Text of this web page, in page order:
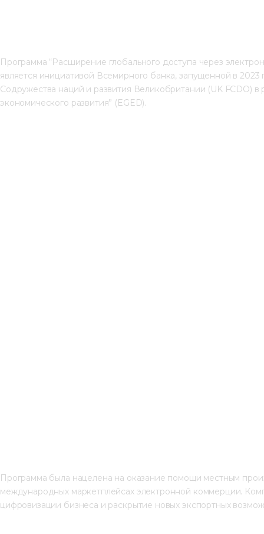
Программа “Расширение глобального доступа через
является инициативой Всемирного банка, запущенной в
Содружества наций и развития Великобритании (UK FCDO)
экономического развития” (EGED).
Программа была нацелена на оказание помощи местным
международных маркетплейсах электронной коммерции.
цифровизации бизнеса и раскрытие новых экспортных